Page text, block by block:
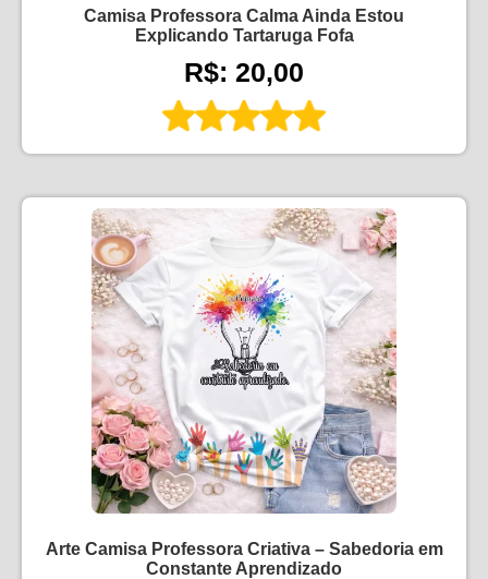
Camisa Professora Calma Ainda Estou
Explicando Tartaruga Fofa
R$: 20,00
Arte Camisa Professora Criativa – Sabedoria em
Constante Aprendizado